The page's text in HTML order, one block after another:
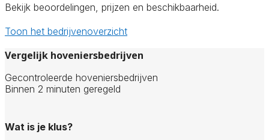
Bekijk beoordelingen, prijzen en beschikbaarheid.
Toon het bedrijvenoverzicht
Vergelijk hoveniersbedrijven
Gecontroleerde hoveniersbedrijven
Binnen 2 minuten geregeld
Wat is je klus?